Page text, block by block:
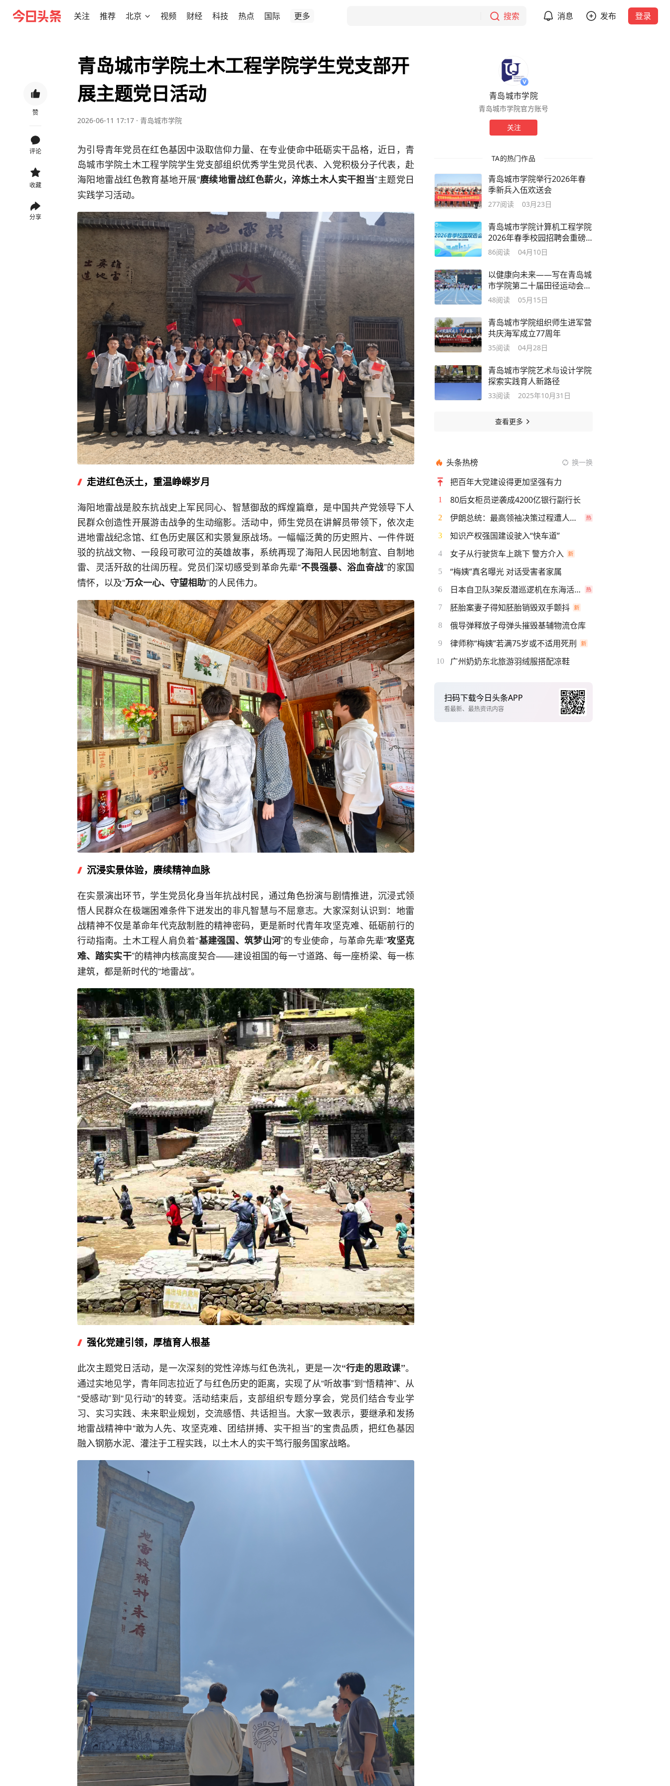
关注 推荐 北京 视频 财经 科技 热点 国际 更多 搜索 消息 发布 登录
赞
评论
收藏
分享
青岛城市学院土木工程学院学生党支部开
展主题党日活动
2026-06-11 17:17 · 青岛城市学院
为引导青年党员在红色基因中汲取信仰力量、在专业使命中砥砺实干品格，近日，青
岛城市学院土木工程学院学生党支部组织优秀学生党员代表、入党积极分子代表，赴
海阳地雷战红色教育基地开展“赓续地雷战红色薪火，淬炼土木人实干担当”主题党日
实践学习活动。
走进红色沃土，重温峥嵘岁月
海阳地雷战是胶东抗战史上军民同心、智慧御敌的辉煌篇章，是中国共产党领导下人
民群众创造性开展游击战争的生动缩影。活动中，师生党员在讲解员带领下，依次走
进地雷战纪念馆、红色历史展区和实景复原战场。一幅幅泛黄的历史照片、一件件斑
驳的抗战文物、一段段可歌可泣的英雄故事，系统再现了海阳人民因地制宜、自制地
雷、灵活歼敌的壮阔历程。党员们深切感受到革命先辈“不畏强暴、浴血奋战”的家国
情怀，以及“万众一心、守望相助”的人民伟力。
沉浸实景体验，赓续精神血脉
在实景演出环节，学生党员化身当年抗战村民，通过角色扮演与剧情推进，沉浸式领
悟人民群众在极端困难条件下迸发出的非凡智慧与不屈意志。大家深刻认识到：地雷
战精神不仅是革命年代克敌制胜的精神密码，更是新时代青年攻坚克难、砥砺前行的
行动指南。土木工程人肩负着“基建强国、筑梦山河”的专业使命，与革命先辈“攻坚克
难、踏实实干”的精神内核高度契合——建设祖国的每一寸道路、每一座桥梁、每一栋
建筑，都是新时代的“地雷战”。
强化党建引领，厚植育人根基
此次主题党日活动，是一次深刻的党性淬炼与红色洗礼，更是一次“行走的思政课”。
通过实地见学，青年同志拉近了与红色历史的距离，实现了从“听故事”到“悟精神”、从
“受感动”到“见行动”的转变。活动结束后，支部组织专题分享会，党员们结合专业学
习、实习实践、未来职业规划，交流感悟、共话担当。大家一致表示，要继承和发扬
地雷战精神中“敢为人先、攻坚克难、团结拼搏、实干担当”的宝贵品质，把红色基因
融入钢筋水泥、灌注于工程实践，以土木人的实干笃行服务国家战略。
青岛城市学院
青岛城市学院官方账号
关注
TA的热门作品
青岛城市学院举行2026年春
季新兵入伍欢送会
277阅读 03月23日
青岛城市学院计算机工程学院
2026年春季校园招聘会重磅
启幕！
86阅读 04月10日
以健康向未来——写在青岛城
市学院第二十届田径运动会闭
幕之际
48阅读 05月15日
青岛城市学院组织师生进军营
共庆海军成立77周年
35阅读 04月28日
青岛城市学院艺术与设计学院
探索实践育人新路径
33阅读 2025年10月31日
查看更多
头条热榜 换一换
把百年大党建设得更加坚强有力
1 80后女柜员逆袭成4200亿银行副行长
2 伊朗总统：最高领袖决策过程遭人利用
3 知识产权强国建设驶入“快车道”
4 女子从行驶货车上跳下 警方介入
5 “梅姨”真名曝光 对话受害者家属
6 日本自卫队3架反潜巡逻机在东海活动
7 胚胎案妻子得知胚胎销毁双手颤抖
8 俄导弹释放子母弹头摧毁基辅物流仓库
9 律师称“梅姨”若满75岁或不适用死刑
10 广州奶奶东北旅游羽绒服搭配凉鞋
扫码下载今日头条APP
看最新、最热资讯内容